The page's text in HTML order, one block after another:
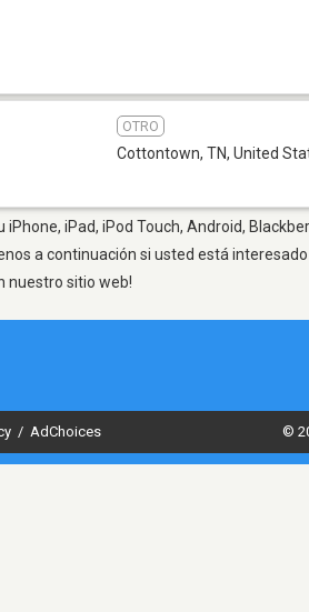
OTRO
Cottontown, TN, United
iPad, iPod Touch, Android,
a continuación si usted está
nuestro sitio web!
/ AdChoices ©